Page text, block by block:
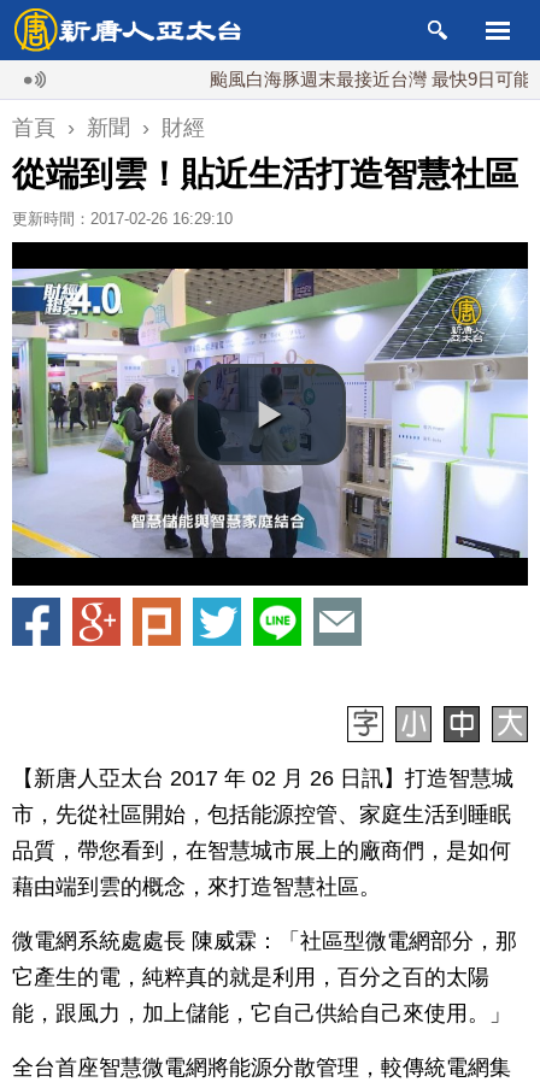
颱風白海豚週末最接近台灣 最快9日可能登陸中
首頁 › 新聞 › 財經
從端到雲！貼近生活打造智慧社區
更新時間：2017-02-26 16:29:10
【新唐人亞太台 2017 年 02 月 26 日訊】打造智慧城
市，先從社區開始，包括能源控管、家庭生活到睡眠
品質，帶您看到，在智慧城市展上的廠商們，是如何
藉由端到雲的概念，來打造智慧社區。
微電網系統處處長 陳威霖：「社區型微電網部分，那
它產生的電，純粹真的就是利用，百分之百的太陽
能，跟風力，加上儲能，它自己供給自己來使用。」
全台首座智慧微電網將能源分散管理，較傳統電網集